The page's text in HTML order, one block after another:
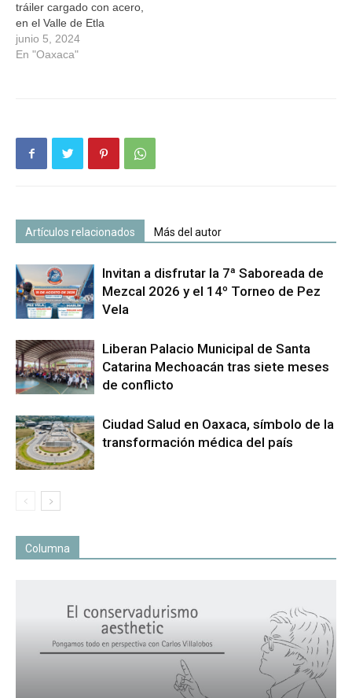
tráiler cargado con acero,
en el Valle de Etla
junio 5, 2024
En "Oaxaca"
Artículos relacionados Más del autor
Invitan a disfrutar la 7ª Saboreada de
Mezcal 2026 y el 14º Torneo de Pez
Vela
Liberan Palacio Municipal de Santa
Catarina Mechoacán tras siete meses
de conflicto
Ciudad Salud en Oaxaca, símbolo de la
transformación médica del país
Columna